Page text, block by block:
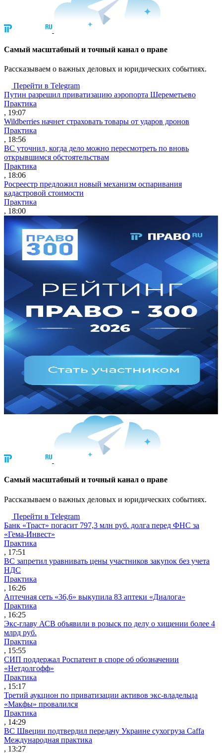
Cамый масштабный и точный канал о праве
Рассказываем о важных деловых и юридических событиях.
Перейти в Telegram
Путин разрешил приватизацию аэропорта Шереметьево
Практика
, 19:07
Wildberries начнет страховать товары от ударов дронов
Практика
, 18:56
ВС уточнил, когда дело можно пересмотреть по вновь
открывшимся обстоятельствам
Практика
, 18:06
Росреестр предложил новый механизм оспаривания
кадастровой стоимости
Практика
, 18:00
Cамый масштабный и точный канал о праве
Рассказываем о важных деловых и юридических событиях.
Перейти в Telegram
Банк «Траст» погасит 797,3 млн руб. долга перед ФНС за
«Гема-Инвест»
Практика
, 17:51
ВС запретил уравнивать цены участников закупок без учета
НДС
Практика
, 16:26
Аптечная сеть «36,6» выкупила 83 аптеки «Диалога»
Практика
, 16:25
Экс-главу АСВ объявили в розыск по делу о хищении более 4
млрд руб.
Практика
, 15:55
СИП поддержал Роспатент в споре об обозначении
«Нетдолгофф»
Практика
, 15:17
Третий аукцион по приватизации активов экс-владельца
«Макфы» провалился
Практика
, 14:29
ВС Швеции подтвердил передачу Украине сухогруза Caffa
Международная практика
, 13:27